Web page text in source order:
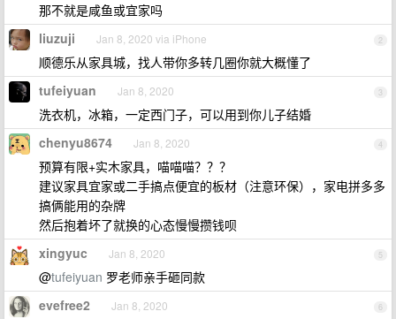
那不就是咸鱼或宜家吗
2
liuzuji Jan 8, 2020 via iPhone
顺德乐从家具城，找人带你多转几圈你就大概懂了
3
tufeiyuan Jan 8, 2020
洗衣机，冰箱，一定西门子，可以用到你儿子结婚
4
chenyu8674 Jan 8, 2020
预算有限+实木家具，喵喵喵？？？
建议家具宜家或二手搞点便宜的板材（注意环保），家电拼多多
搞俩能用的杂牌
然后抱着坏了就换的心态慢慢攒钱呗
5
xingyuc Jan 8, 2020
@tufeiyuan 罗老师亲手砸同款
6
evefree2 Jan 8, 2020